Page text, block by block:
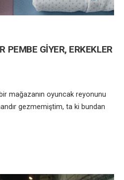
PEMBE GİYER, ERKEKLER
mağazanın oyuncak reyonunu
gezmemiştim, ta ki bundan